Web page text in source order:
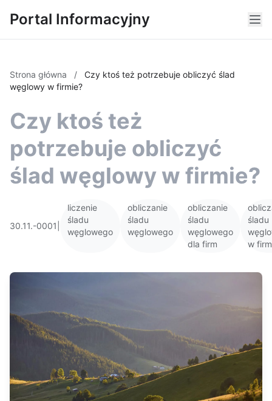
Portal Informacyjny
Strona główna /
Czy ktoś też potrzebuje obliczyć ślad
węglowy w firmie?
Czy ktoś też
potrzebuje obliczyć
ślad węglowy w firmie?
30.11.-0001
liczenie
śladu
węglowego
obliczanie
śladu
węglowego
obliczanie
śladu
węglowego
dla firm
śladu
w